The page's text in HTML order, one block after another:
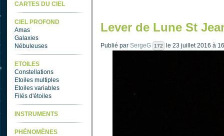
CARTES DU CIEL
CIEL PROFOND
Amas
Galaxies
Nébuleuses
ETOILES
Constellations
Etoiles multiples
Etoiles variables
Filés d'étoiles
INSTRUMENTS
PHÉNOMÈNES
Lever de Lune St
Publié par SergeG 172 le 23 juillet 2016 à